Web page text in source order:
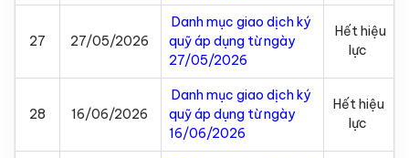
27 27/05/2026
Danh mục giao dịch ký
quỹ áp dụng từ ngày
27/05/2026
Hết hiệu
lực
28 16/06/2026
Danh mục giao dịch ký
quỹ áp dụng từ ngày
16/06/2026
Hết hiệu
lực